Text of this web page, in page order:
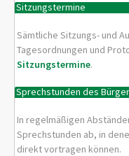
Sitzungstermine
Sämtliche Sitzungs- und
Tagesordnungen und
Sitzungstermine.
Sprechstunden des
In regelmäßigen
Sprechstunden ab, in
direkt vortragen können.